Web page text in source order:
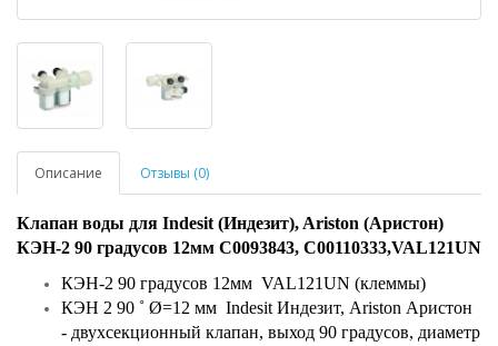
Описание Отзывы (0)
Клапан воды для Indesit (Индезит), Ariston (Аристон)
КЭН-2 90 градусов 12мм С0093843, С00110333,VAL121UN
КЭН-2 90 градусов 12мм VAL121UN (клеммы)
КЭН 2 90 ˚ Ø=12 мм Indesit Индезит, Ariston Аристон
- двухсекционный клапан, выход 90 градусов, диаметр